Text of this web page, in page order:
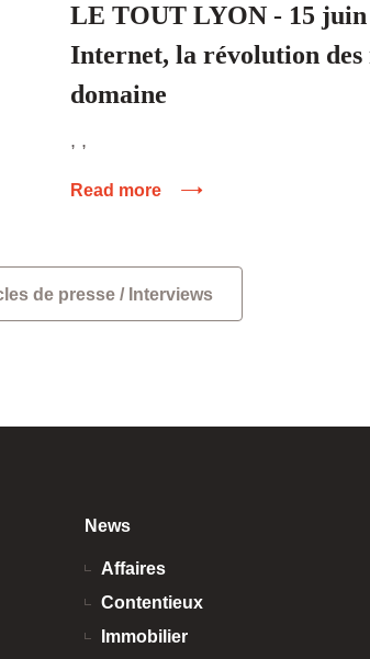
LE TOUT LYON - 15 juin
Internet, la révolution des
domaine
, ,
Read more
de presse / Interviews
News
Affaires
Contentieux
Immobilier